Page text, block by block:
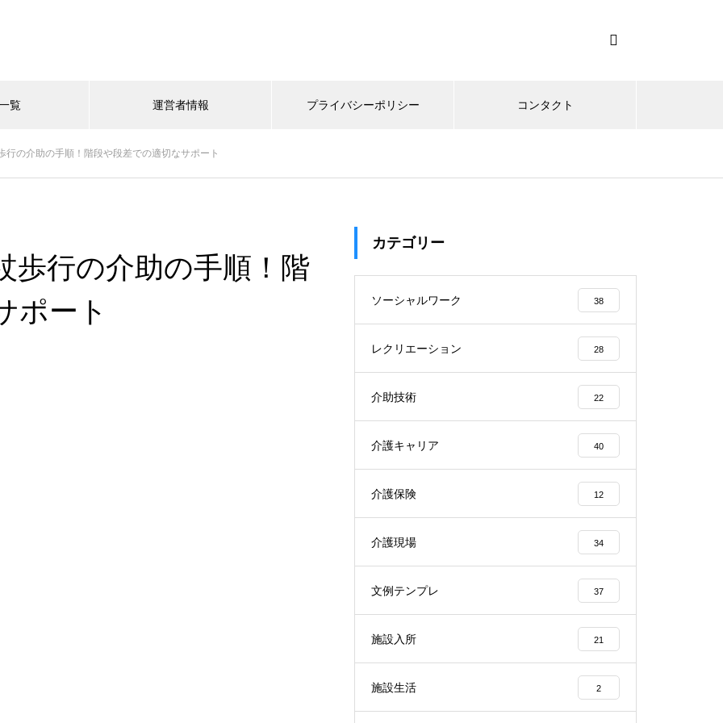
覧 運営者情報 プライバシーポリシー コンタクト
行の介助の手順！階段や段差での適切なサポート
歩行の介助の手順！階
ポート
カテゴリー
ソーシャルワーク 38
レクリエーション 28
介助技術 22
介護キャリア 40
介護保険 12
介護現場 34
文例テンプレ 37
施設入所 21
施設生活 2